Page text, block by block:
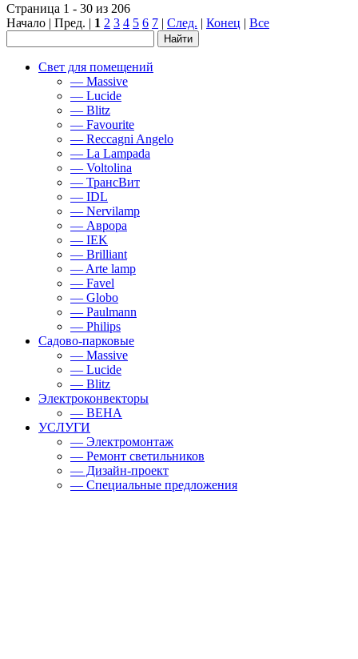
Страница 1 - 30 из 206
Начало | Пред. | 1 2 3 4 5 6 7 | След. | Конец | Все
Свет для помещений
— Massive
— Lucide
— Blitz
— Favourite
— Reccagni Angelo
— La Lampada
— Voltolina
— ТрансВит
— IDL
— Nervilamp
— Аврора
— IEK
— Brilliant
— Arte lamp
— Favel
— Globo
— Paulmann
— Philips
Садово-парковые
— Massive
— Lucide
— Blitz
Электроконвекторы
— BEHA
УСЛУГИ
— Электромонтаж
— Ремонт светильников
— Дизайн-проект
— Специальные предложения